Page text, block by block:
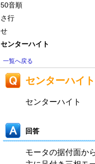
50音順
さ行
せ
センターハイト
一覧へ戻る
センターハイト
センターハイト
回答
モータの据付面か